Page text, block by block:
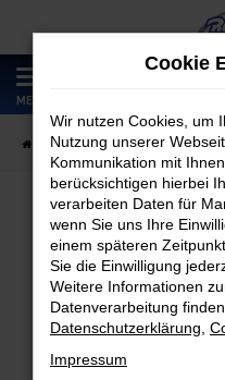
Zum
Hauptinhalt
springen
MENÜ
Startseite Fahrzeugangebote
Fehler:
Cookie
Wir nutzen Cookies, um
Nutzung unserer
Kommunikation mit
berücksichtigen hierbei
verarbeiten Daten für
wenn Sie uns Ihre
einem späteren
Sie die Einwilligung
Weitere Informationen
Datenverarbeitung
Datenschutzerklärung
Impressum